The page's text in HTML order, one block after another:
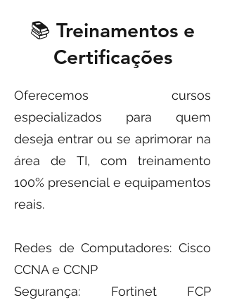
📚 Treinamentos e
Certificações
Oferecemos cursos
especializados para quem
deseja entrar ou se aprimorar na
área de TI, com treinamento
100% presencial e equipamentos
reais.
Redes de Computadores: Cisco
CCNA e CCNP
Segurança: Fortinet FCP